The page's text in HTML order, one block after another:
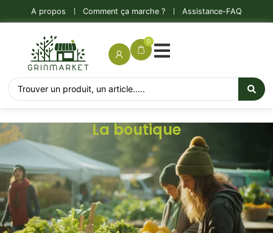
A propos Comment ça marche ? Assistance-FAQ
0
La boutique